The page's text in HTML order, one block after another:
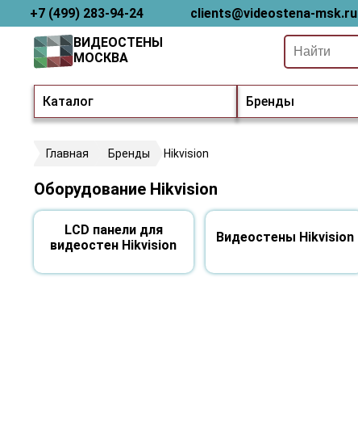
+7 (499) 283-94-24 clients@videostena-msk.ru
Каталог Бренды
ВИДЕОСТЕНЫ
МОСКВА
Главная Бренды Hikvision
Оборудование Hikvision
LCD панели для
видеостен Hikvision
Видеостены Hikvision